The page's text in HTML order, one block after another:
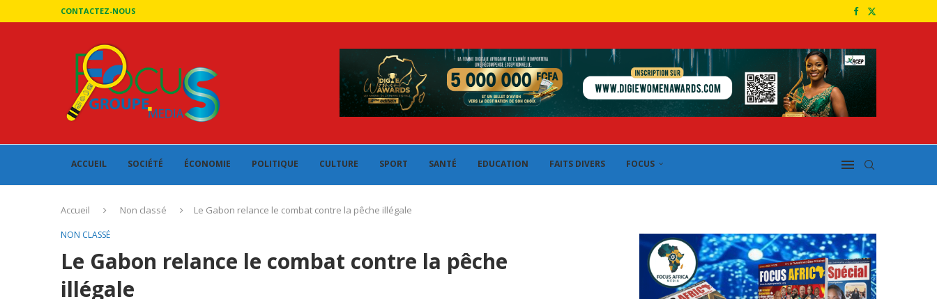
CONTACTEZ-NOUS
ACCUEIL SOCIÉTÉ ÉCONOMIE POLITIQUE CULTURE SPORT SANTÉ EDUCATION FAITS DIVERS FOCUS
Accueil Non classé Le Gabon relance le combat contre la pêche illégale
NON CLASSÉ
Le Gabon relance le combat contre la pêche
illégale